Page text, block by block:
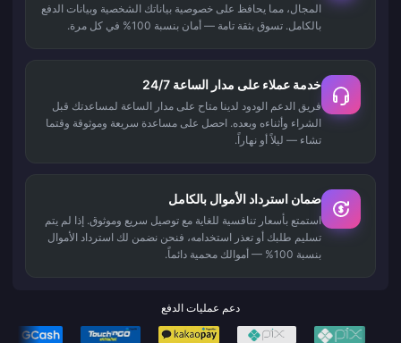
المجال، مما يحافظ على خصوصية بياناتك الشخصية وبيانات الدفع
بالكامل. تسوق بثقة تامة — أمان بنسبة 100% في كل مرة.
خدمة عملاء على مدار الساعة 24/7
فريق الدعم الودود لدينا متاح على مدار الساعة لمساعدتك قبل
الشراء وأثناءه وبعده. احصل على مساعدة سريعة وموثوقة وقتما
تشاء — ليلاً أو نهاراً.
ضمان استرداد الأموال بالكامل
استمتع بأسعار تنافسية للغاية مع توصيل سريع وموثوق. إذا لم يتم
تسليم طلبك أو تعذر استخدامه، فنحن نضمن لك استرداد الأموال
بنسبة 100% — أموالك محمية دائماً.
دعم عمليات الدفع